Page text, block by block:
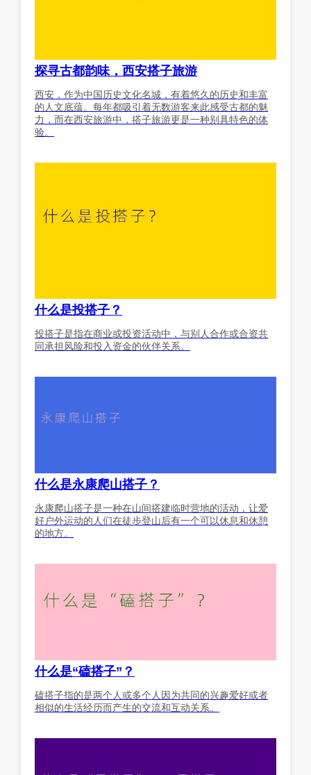
探寻古都韵味，西安搭子旅游
西安，作为中国历史文化名城，有着悠久的历史和丰富
的人文底蕴。每年都吸引着无数游客来此感受古都的魅
力，而在西安旅游中，搭子旅游更是一种别具特色的体
验。
什么是投搭子？
投搭子是指在商业或投资活动中，与别人合作或合资共
同承担风险和投入资金的伙伴关系。
什么是永康爬山搭子？
永康爬山搭子是一种在山间搭建临时营地的活动，让爱
好户外运动的人们在徒步登山后有一个可以休息和休憩
的地方。
什么是“磕搭子”？
磕搭子指的是两个人或多个人因为共同的兴趣爱好或者
相似的生活经历而产生的交流和互动关系。